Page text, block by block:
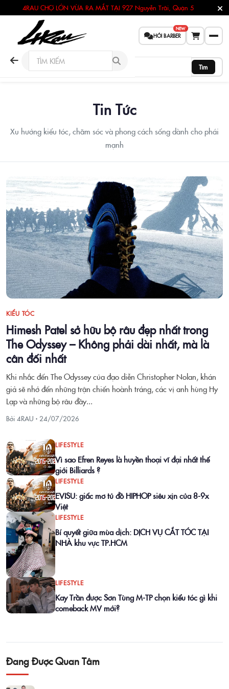
4RAU CHỢ LỚN VỪA RA MẮT TẠI 927 Nguyễn Trãi, Quận 5
HỎI BARBER
NEW
Tìm
Tin Tức
Xu hướng kiểu tóc, chăm sóc và phong cách sống dành cho phái
mạnh
KIỂU TÓC
Himesh Patel sở hữu bộ râu đẹp nhất trong
The Odyssey – Không phải dài nhất, mà là
cân đối nhất
Khi nhắc đến The Odyssey của đạo diễn Christopher Nolan, khán
giả sẽ nhớ đến những trận chiến hoành tráng, các vị anh hùng Hy
Lạp và những bộ râu đầy...
Bởi 4RAU · 24/07/2026
LIFESTYLE
Vì sao Efren Reyes là huyền thoại vĩ đại nhất thế
giới Billiards ?
LIFESTYLE
EVISU: giấc mơ tủ đồ HIPHOP siêu xịn của 8-9x
Việt
LIFESTYLE
Bí quyết giữa mùa dịch: DỊCH VỤ CẮT TÓC TẠI
NHÀ khu vực TP.HCM
LIFESTYLE
Kay Trần được Sơn Tùng M-TP chọn kiểu tóc gì khi
comeback MV mới?
Đang Được Quan Tâm